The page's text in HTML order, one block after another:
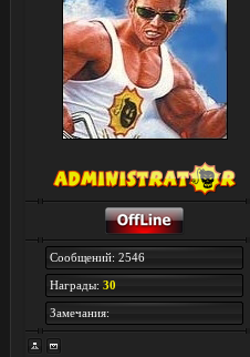
Сообщений: 2546
Награды: 30
Замечания: